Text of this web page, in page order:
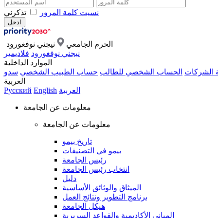
نسيت كلمة المرور تذكرني
الحرم الجامعي
نيجني نوفغورود
نيجني نوفغورود فلاديمير
الموارد الداخلية
الشركات الحساب الشخصي للطالب حساب الطبيب الشخصي سدو
العربية
Русский English العربية
معلومات عن الجامعة
معلومات عن الجامعة
تاريخ بيمو
بيمو في التصنيفات
رئيس الجامعة
انتخاب رئيس الجامعة
دليل
الميثاق والوثائق الأساسية
برنامج التطوير ونتائج العمل
هيكل الجامعة
المباني الأكاديمية والقواعد السريرية